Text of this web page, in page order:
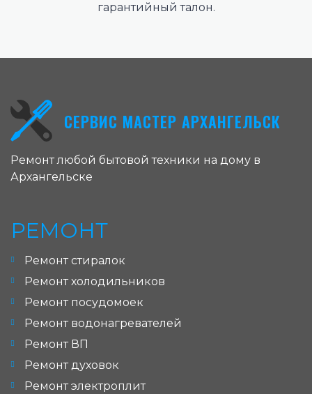
гарантийный талон.
СЕРВИС МАСТЕР АРХАНГЕЛЬСК
Ремонт любой бытовой техники на дому в
Архангельске
РЕМОНТ
Ремонт стиралок
Ремонт холодильников
Ремонт посудомоек
Ремонт водонагревателей
Ремонт ВП
Ремонт духовок
Ремонт электроплит